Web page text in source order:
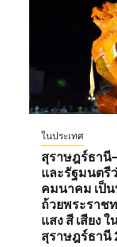
ในประเทศ
สุราษฎร์ธานี
และรัฐมนตรี
คมนาคม เป็
ถ้วยพระราช
แสง สี เสียง
สุราษฎร์ธานี